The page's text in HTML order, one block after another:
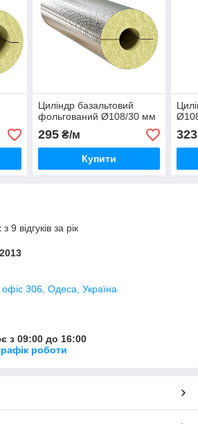
Циліндр базальтовий
фольгований Ø108/30 мм
295₴/м
Купити
323
9 відгуків за рік
306, Одеса, Україна
з 09:00 до 16:00
роботи